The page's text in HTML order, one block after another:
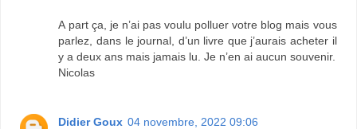
A part ça, je n’ai pas voulu polluer votre blog mais vous
parlez, dans le journal, d’un livre que j’aurais acheter il
y a deux ans mais jamais lu. Je n’en ai aucun souvenir.
Nicolas
Didier Goux 04 novembre, 2022 09:06